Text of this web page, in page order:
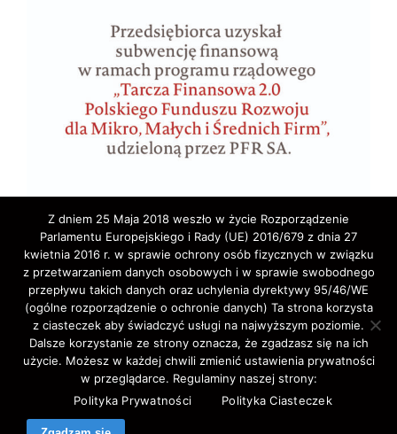
Copyright © 2020 ELA-TRAVEL: Biuro Podróży,
wycieczki, wczasy, pielgrzymki, bilety lotnicze,
autokarowe,promowe,koncertowe,Western-Union,.
Z dniem 25 Maja 2018 weszło w życie Rozporządzenie
Parlamentu Europejskiego i Rady (UE) 2016/679 z dnia 27
kwietnia 2016 r. w sprawie ochrony osób fizycznych w związku
z przetwarzaniem danych osobowych i w sprawie swobodnego
przepływu takich danych oraz uchylenia dyrektywy 95/46/WE
(ogólne rozporządzenie o ochronie danych) Ta strona korzysta
z ciasteczek aby świadczyć usługi na najwyższym poziomie.
Dalsze korzystanie ze strony oznacza, że zgadzasz się na ich
użycie. Możesz w każdej chwili zmienić ustawienia prywatności
w przeglądarce. Regulaminy naszej strony:
Polityka Prywatności
Polityka Ciasteczek